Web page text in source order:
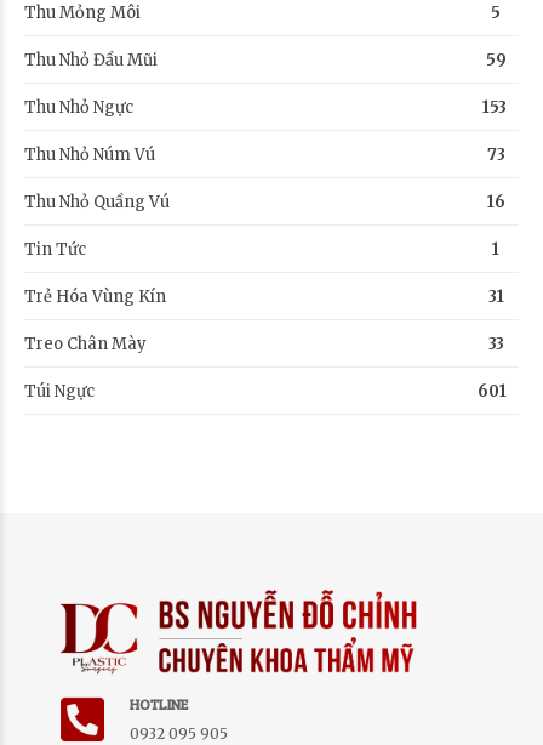
Thu Mỏng Môi 5
Thu Nhỏ Đầu Mũi 59
Thu Nhỏ Ngực 153
Thu Nhỏ Núm Vú 73
Thu Nhỏ Quầng Vú 16
Tin Tức 1
Trẻ Hóa Vùng Kín 31
Treo Chân Mày 33
Túi Ngực 601
HOTLINE
0932 095 905